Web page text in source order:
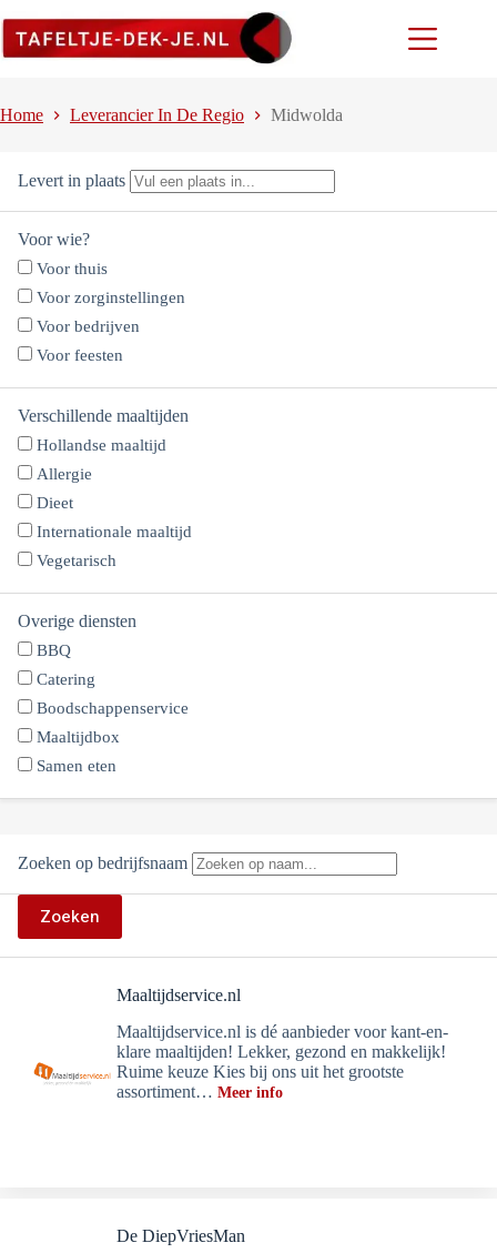
naar
Home Leverancier In De Regio Midwolda
Levert in plaats
Voor wie?
Voor thuis
Voor zorginstellingen
Voor bedrijven
Voor feesten
Verschillende maaltijden
Hollandse maaltijd
Allergie
Dieet
Internationale maaltijd
Vegetarisch
Overige diensten
BBQ
Catering
Boodschappenservice
Maaltijdbox
Samen eten
Zoeken op bedrijfsnaam
Zoeken
Maaltijdservice.nl
Maaltijdservice.nl is dé aanbieder voor kant-en-
klare maaltijden! Lekker, gezond en makkelijk!
Ruime keuze Kies bij ons uit het grootste
assortiment… Meer info
De DiepVriesMan